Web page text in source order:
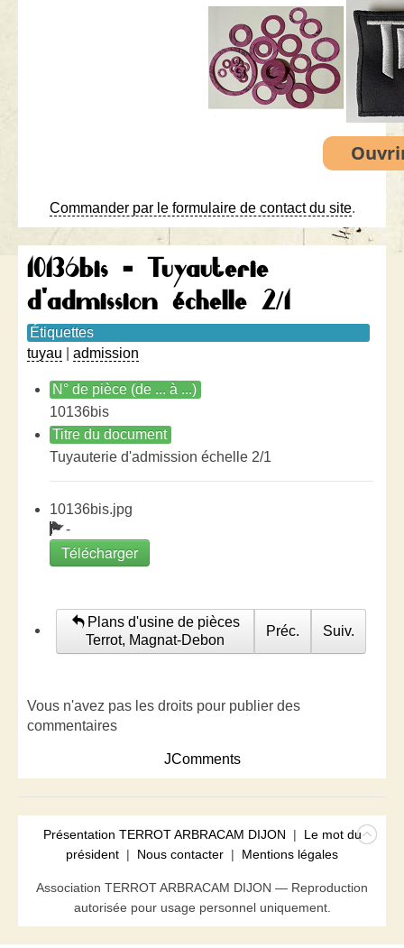
Commander par le formulaire de contact du site.
10136bis - Tuyauterie
d'admission échelle 2/1
Étiquettes
tuyau
admission
N° de pièce (de ... à ...)
10136bis
Titre du document
Tuyauterie d'admission échelle 2/1
10136bis.jpg
-
Télécharger
Plans d'usine de pièces
Terrot, Magnat-Debon
Préc. Suiv.
Vous n'avez pas les droits pour publier des
commentaires
JComments
Présentation TERROT ARBRACAM DIJON | Le mot du
président | Nous contacter | Mentions légales
Association TERROT ARBRACAM DIJON — Reproduction
autorisée pour usage personnel uniquement.